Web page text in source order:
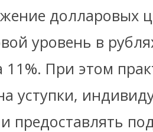
долларовых
уровень в
11%. При этом
уступки,
предоставлять